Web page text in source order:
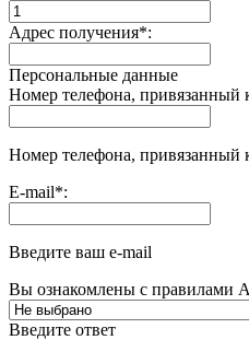
Адрес получения*:
Персональные данные
Номер телефона,
Номер телефона,
E-mail*:
Введите ваш e-mail
Вы ознакомлены с правилами
Введите ответ